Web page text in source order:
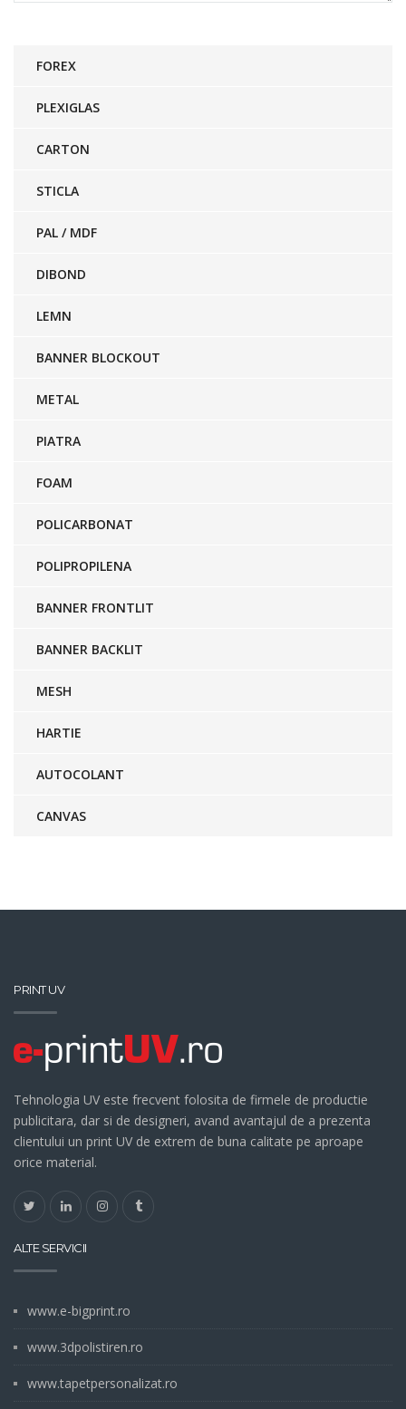
FOREX
PLEXIGLAS
CARTON
STICLA
PAL / MDF
DIBOND
LEMN
BANNER BLOCKOUT
METAL
PIATRA
FOAM
POLICARBONAT
POLIPROPILENA
BANNER FRONTLIT
BANNER BACKLIT
MESH
HARTIE
AUTOCOLANT
CANVAS
PRINT UV
Tehnologia UV este frecvent folosita de firmele de productie
publicitara, dar si de designeri, avand avantajul de a prezenta
clientului un print UV de extrem de buna calitate pe aproape
orice material.
ALTE SERVICII
www.e-bigprint.ro
www.3dpolistiren.ro
www.tapetpersonalizat.ro